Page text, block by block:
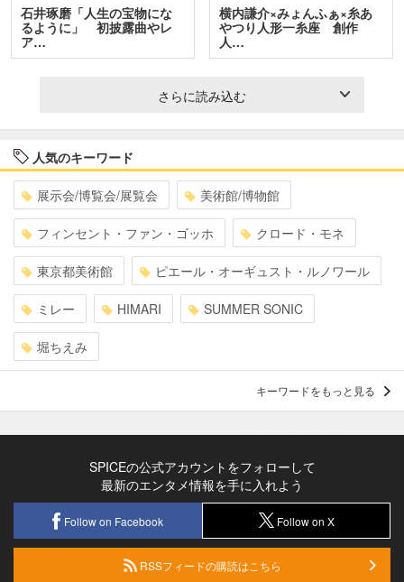
石井琢磨「人生の宝物にな
るように」 初披露曲やレ
ア…
横内謙介×みょんふぁ×糸あ
やつり人形一糸座 創作
人…
さらに読み込む
人気のキーワード
展示会/博覧会/展覧会 美術館/博物館
フィンセント・ファン・ゴッホ クロード・モネ
東京都美術館 ピエール・オーギュスト・ルノワール
ミレー HIMARI SUMMER SONIC
堀ちえみ
キーワードをもっと見る
SPICEの公式アカウントをフォローして
最新のエンタメ情報を手に入れよう
Follow on Facebook Follow on X
RSSフィードの購読はこちら